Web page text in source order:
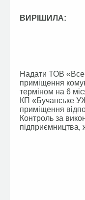
ВИРІШИЛА:
Надати ТОВ
приміщення
терміном на 6
КП «Бучанське
приміщення
Контроль за
підприємництва,